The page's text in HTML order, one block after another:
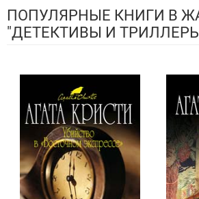
ПОПУЛЯРНЫЕ КНИГИ В
"ДЕТЕКТИВЫ И